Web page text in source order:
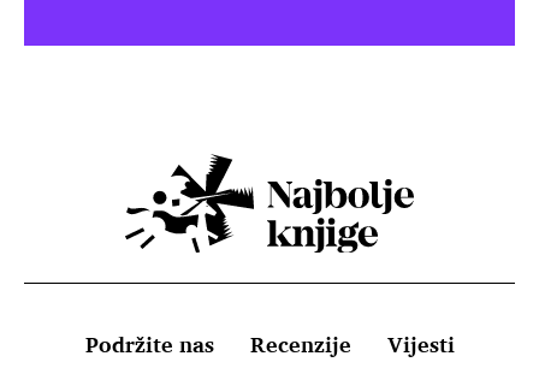
Podržite nas Recenzije
Vijesti